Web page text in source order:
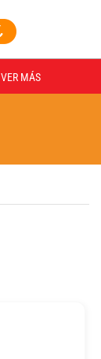
VER MÁS